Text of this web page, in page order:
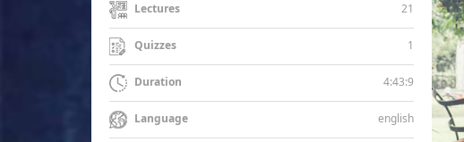
Lectures 21
Quizzes 1
Duration 4:43:9
Language english